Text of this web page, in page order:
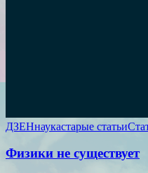
ДЗЕНнаукастарые статьи
Физики не существует